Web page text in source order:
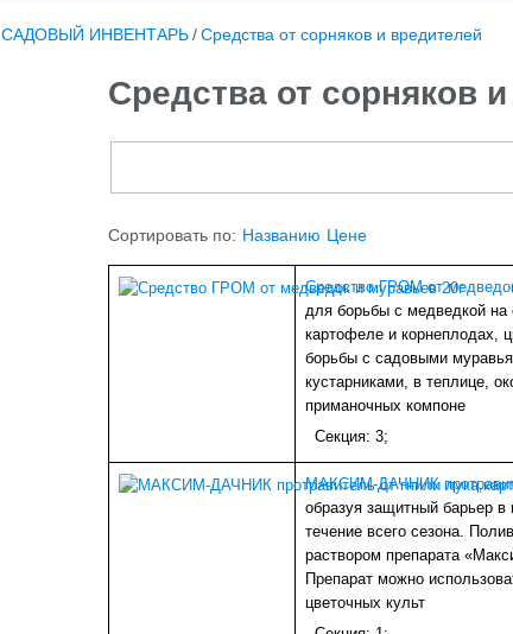
САДОВЫЙ ИНВЕНТАРЬ/Средства от сорняков и вредителей
Средства от сорняков
Сортировать по: Названию Цене
Средство ГРОМ от
для борьбы с медведкой на
картофеле и корнеплодах,
борьбы с садовыми
кустарниками, в теплице,
приманочных компоне
Секция: 3;
МАКСИМ-ДАЧНИК
образуя защитный барьер
течение всего сезона.
раствором препарата
Препарат можно
цветочных культ